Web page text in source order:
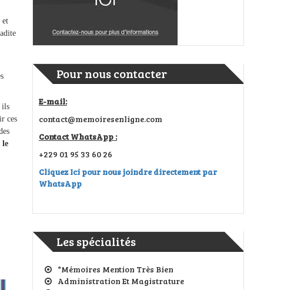
et
ils
ces
le
Pour nous contacter
E-mail:
contact@memoiresenligne.com
Contact WhatsApp :
+229 01 95 33 60 26
Cliquez Ici pour nous joindre directement par
WhatsApp
Les spécialités
*Mémoires Mention Très Bien
Administration Et Magistrature